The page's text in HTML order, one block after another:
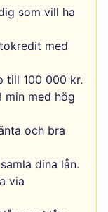
som vill ha
med
till 100 000 kr.
min med hög
och bra
dina lån.
via